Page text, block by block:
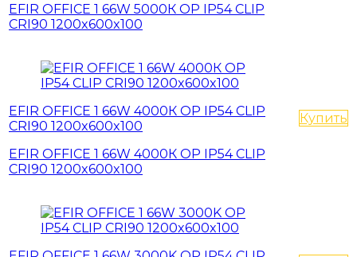
EFIR OFFICE 1 66W 5000К OP IP54 CLIP
CRI90 1200x600x100
EFIR OFFICE 1 66W 4000К OP IP54 CLIP
CRI90 1200x600x100
EFIR OFFICE 1 66W 4000К OP IP54 CLIP
CRI90 1200x600x100
Купить